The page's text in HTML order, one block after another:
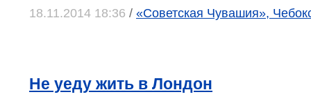
18.11.2014 18:36 / «Советская Чувашия»,
Не уеду жить в Лондон